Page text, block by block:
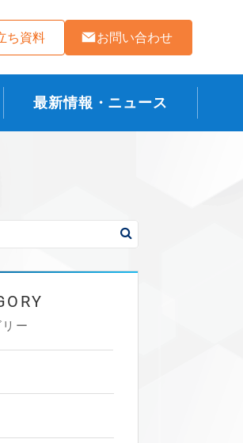
ち資料 お問い合わせ
最新情報・ニュース
ー